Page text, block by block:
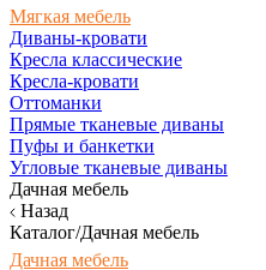
Мягкая мебель
Диваны-кровати
Кресла классические
Кресла-кровати
Оттоманки
Прямые тканевые диваны
Пуфы и банкетки
Угловые тканевые диваны
Дачная мебель
Назад
Каталог/Дачная мебель
Дачная мебель